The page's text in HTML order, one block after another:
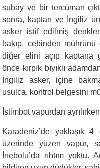
subay ve bir tercüman
sonra, kaptan ve İngiliz
asker istif edilmiş
bakıp, cebinden
diğer elini açıp kaptana
önce kırpık bıyıklı
İngiliz asker, içine
usulca, kontrol belgesini
İstimbot vapurdan
Karadeniz’de yaklaşık
üzerinde yüzen vapur,
İnebolu’da rıhtım yoktu.